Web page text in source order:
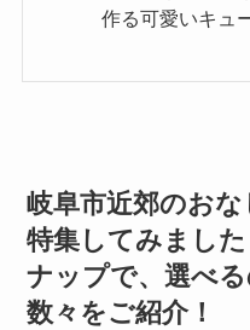
作る可愛いキュ
岐阜市近郊のお
特集してみまし
ナップで、選べ
数々をご紹介！